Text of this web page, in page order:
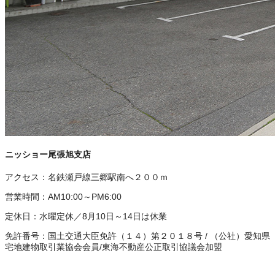
ニッショー尾張旭支店
アクセス： 名鉄瀬戸線三郷駅南へ２００ｍ
営業時間： AM10:00～PM6:00
定休日： 水曜定休／8月10日～14日は休業
免許番号： 国土交通大臣免許（１４）第２０１８号 /
（公社）愛知県
宅地建物取引業協会会員/東海不動産公正取引協議会加盟